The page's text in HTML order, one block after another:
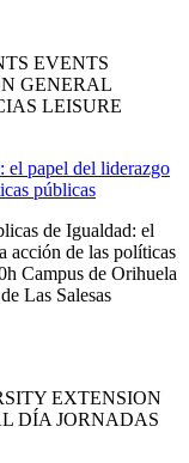
EVENTS
GENERAL
LEISURE
el papel del liderazgo
públicas
de Igualdad: el
acción de las políticas
Campus de Orihuela
Las Salesas
EXTENSION
DÍA JORNADAS